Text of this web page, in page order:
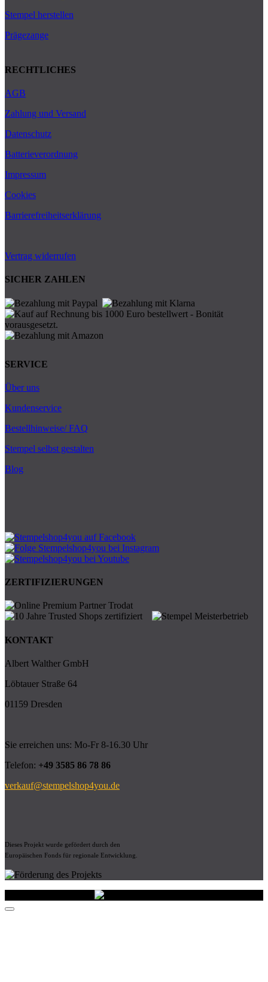
Stempel herstellen
Prägezange
RECHTLICHES
AGB
Zahlung und Versand
Datenschutz
Batterieverordnung
Impressum
Cookies
Barrierefreiheitserklärung
Vertrag widerrufen
SICHER ZAHLEN
SERVICE
Über uns
Kundenservice
Bestellhinweise/ FAQ
Stempel selbst gestalten
Blog
ZERTIFIZIERUNGEN
KONTAKT
Albert Walther GmbH
Löbtauer Straße 64
01159 Dresden
Sie erreichen uns: Mo-Fr 8-16.30 Uhr
Telefon: +49 3585 86 78 86
verkauf@stempelshop4you.de
Dieses Projekt wurde gefördert durch den
Europäischen Fonds für regionale Entwicklung.